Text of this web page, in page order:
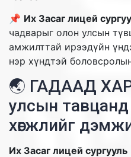
📌 Их Засаг лицей
чадварыг олон улсын
амжилттай ирээдүйн
нэр хүндтэй
🌏 ГАДААД
улсын
хөгжлийг
Их Засаг лицей сургууль